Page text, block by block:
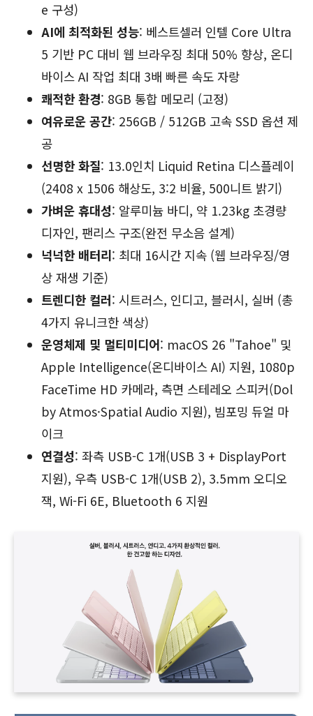
e 구성)
AI에 최적화된 성능: 베스트셀러 인텔 Core Ultra
5 기반 PC 대비 웹 브라우징 최대 50% 향상, 온디
바이스 AI 작업 최대 3배 빠른 속도 자랑
쾌적한 환경: 8GB 통합 메모리 (고정)
여유로운 공간: 256GB / 512GB 고속 SSD 옵션 제
공
선명한 화질: 13.0인치 Liquid Retina 디스플레이
(2408 x 1506 해상도, 3:2 비율, 500니트 밝기)
가벼운 휴대성: 알루미늄 바디, 약 1.23kg 초경량
디자인, 팬리스 구조(완전 무소음 설계)
넉넉한 배터리: 최대 16시간 지속 (웹 브라우징/영
상 재생 기준)
트렌디한 컬러: 시트러스, 인디고, 블러시, 실버 (총
4가지 유니크한 색상)
운영체제 및 멀티미디어: macOS 26 "Tahoe" 및
Apple Intelligence(온디바이스 AI) 지원, 1080p
FaceTime HD 카메라, 측면 스테레오 스피커(Dol
by Atmos·Spatial Audio 지원), 빔포밍 듀얼 마
이크
연결성: 좌측 USB-C 1개(USB 3 + DisplayPort
지원), 우측 USB-C 1개(USB 2), 3.5mm 오디오
잭, Wi-Fi 6E, Bluetooth 6 지원